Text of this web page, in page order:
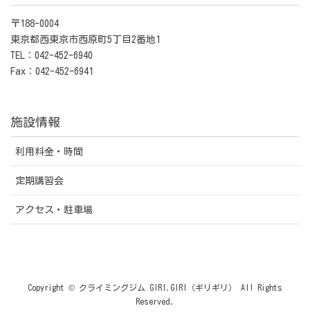
〒188-0004
東京都西東京市西原町5丁目2番地1
TEL：042-452-6940
Fax：042-452-6941
施設情報
利用料金・時間
定期講習会
アクセス・駐車場
Copyright © クライミングジム GIRI.GIRI（ギリギリ） All Rights
Reserved.